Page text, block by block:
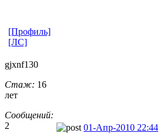
[Профиль]
[ЛС]
gjxnf130
Стаж: 16
лет
Сообщений:
2
01-Апр-2010 22:44